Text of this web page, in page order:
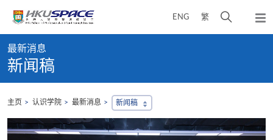
content
ENG 繁
开
弹
出
content
start
最新消息
新闻稿
主页 认识学院 最新消息 新闻稿